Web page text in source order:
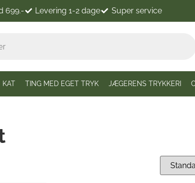
699.- Levering 1-2 dage Super service
KAT TING MED EGET TRYK JÆGERENS TRYKKERI